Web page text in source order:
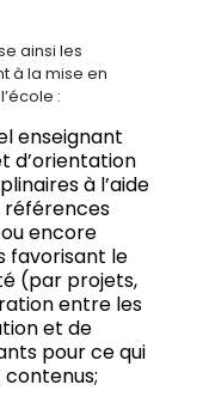
ainsi les
à la mise en
:
enseignant
d’orientation
à l’aide
références
encore
favorisant le
(par projets,
entre les
et de
pour ce qui